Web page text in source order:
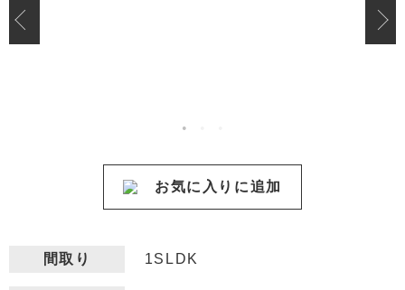
お気に入りに追加
間取り 1SLDK